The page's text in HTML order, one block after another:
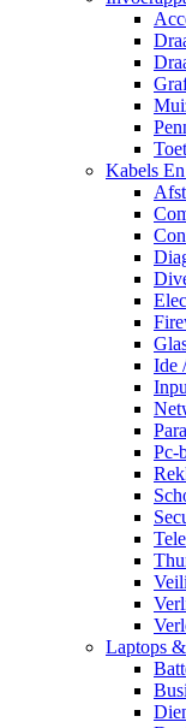
Kabels
Ide
Pc-
Laptops